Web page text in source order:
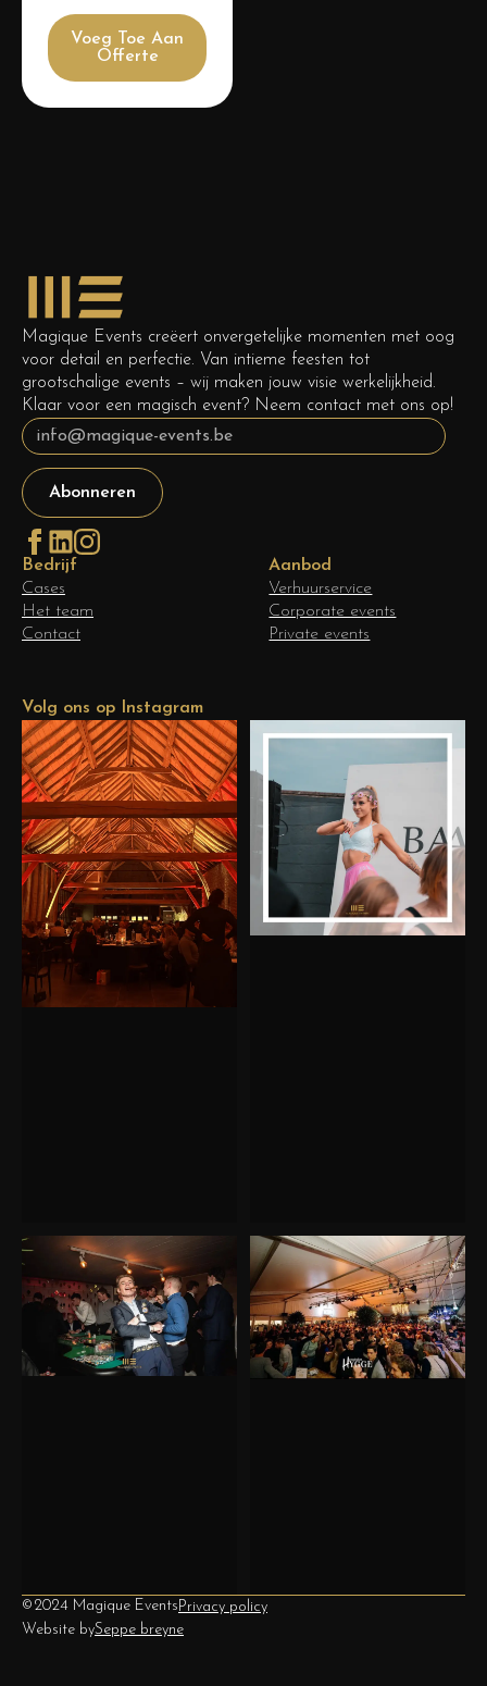
Voeg Toe Aan
Offerte
Magique Events creëert onvergetelijke momenten met oog
voor detail en perfectie. Van intieme feesten tot
grootschalige events – wij maken jouw visie werkelijkheid.
Klaar voor een magisch event? Neem contact met ons op!
Abonneren
Bedrijf
Cases
Het team
Contact
Aanbod
Verhuurservice
Corporate events
Private events
Volg ons op Instagram
©2024 Magique Events Privacy policy
Website bySeppe breyne